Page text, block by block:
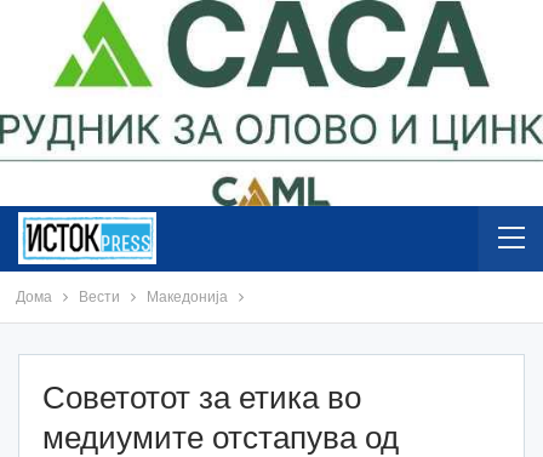
Дома Вести Македонија
Советотот за етика во
медиумите отстапува од